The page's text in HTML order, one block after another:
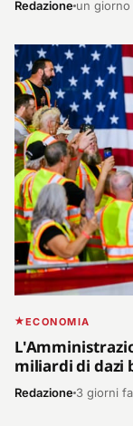
Redazione un giorno
ECONOMIA
miliardi di dazi
Redazione 3 giorni fa